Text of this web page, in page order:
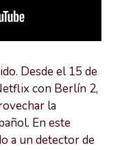
Desde el 15 de
con Berlín 2,
la
En este
a un detector de